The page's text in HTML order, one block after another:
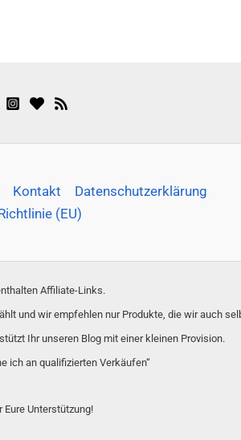
Kontakt
Datenschutzerklärung
(EU)
Affiliate-Links.
und wir empfehlen nur Produkte, die wir auch
Ihr unseren Blog mit einer kleinen Provision.
ich an qualifizierten Verkäufen“
Eure Unterstützung!